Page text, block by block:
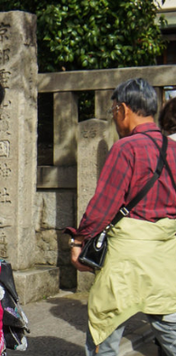
В
п